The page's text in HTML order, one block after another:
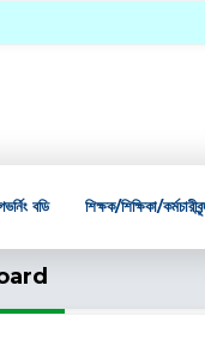
বডি শিক্ষক/শিক্ষিকা/